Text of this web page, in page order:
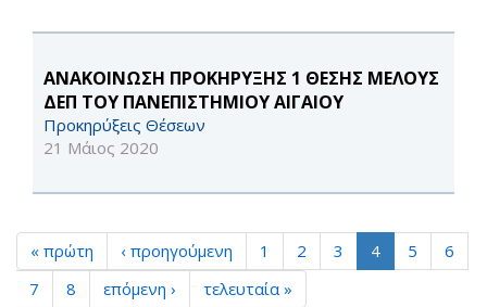
ΑΝΑΚΟΙΝΩΣΗ ΠΡΟΚΗΡΥΞΗΣ 1 ΘΕΣΗΣ ΜΕΛΟΥΣ
ΔΕΠ ΤΟΥ ΠΑΝΕΠΙΣΤΗΜΙΟΥ ΑΙΓΑΙΟΥ
Προκηρύξεις Θέσεων
21 Μάιος 2020
« πρώτη ‹ προηγούμενη 1 2 3 4 5
6
7
8 επόμενη › τελευταία »